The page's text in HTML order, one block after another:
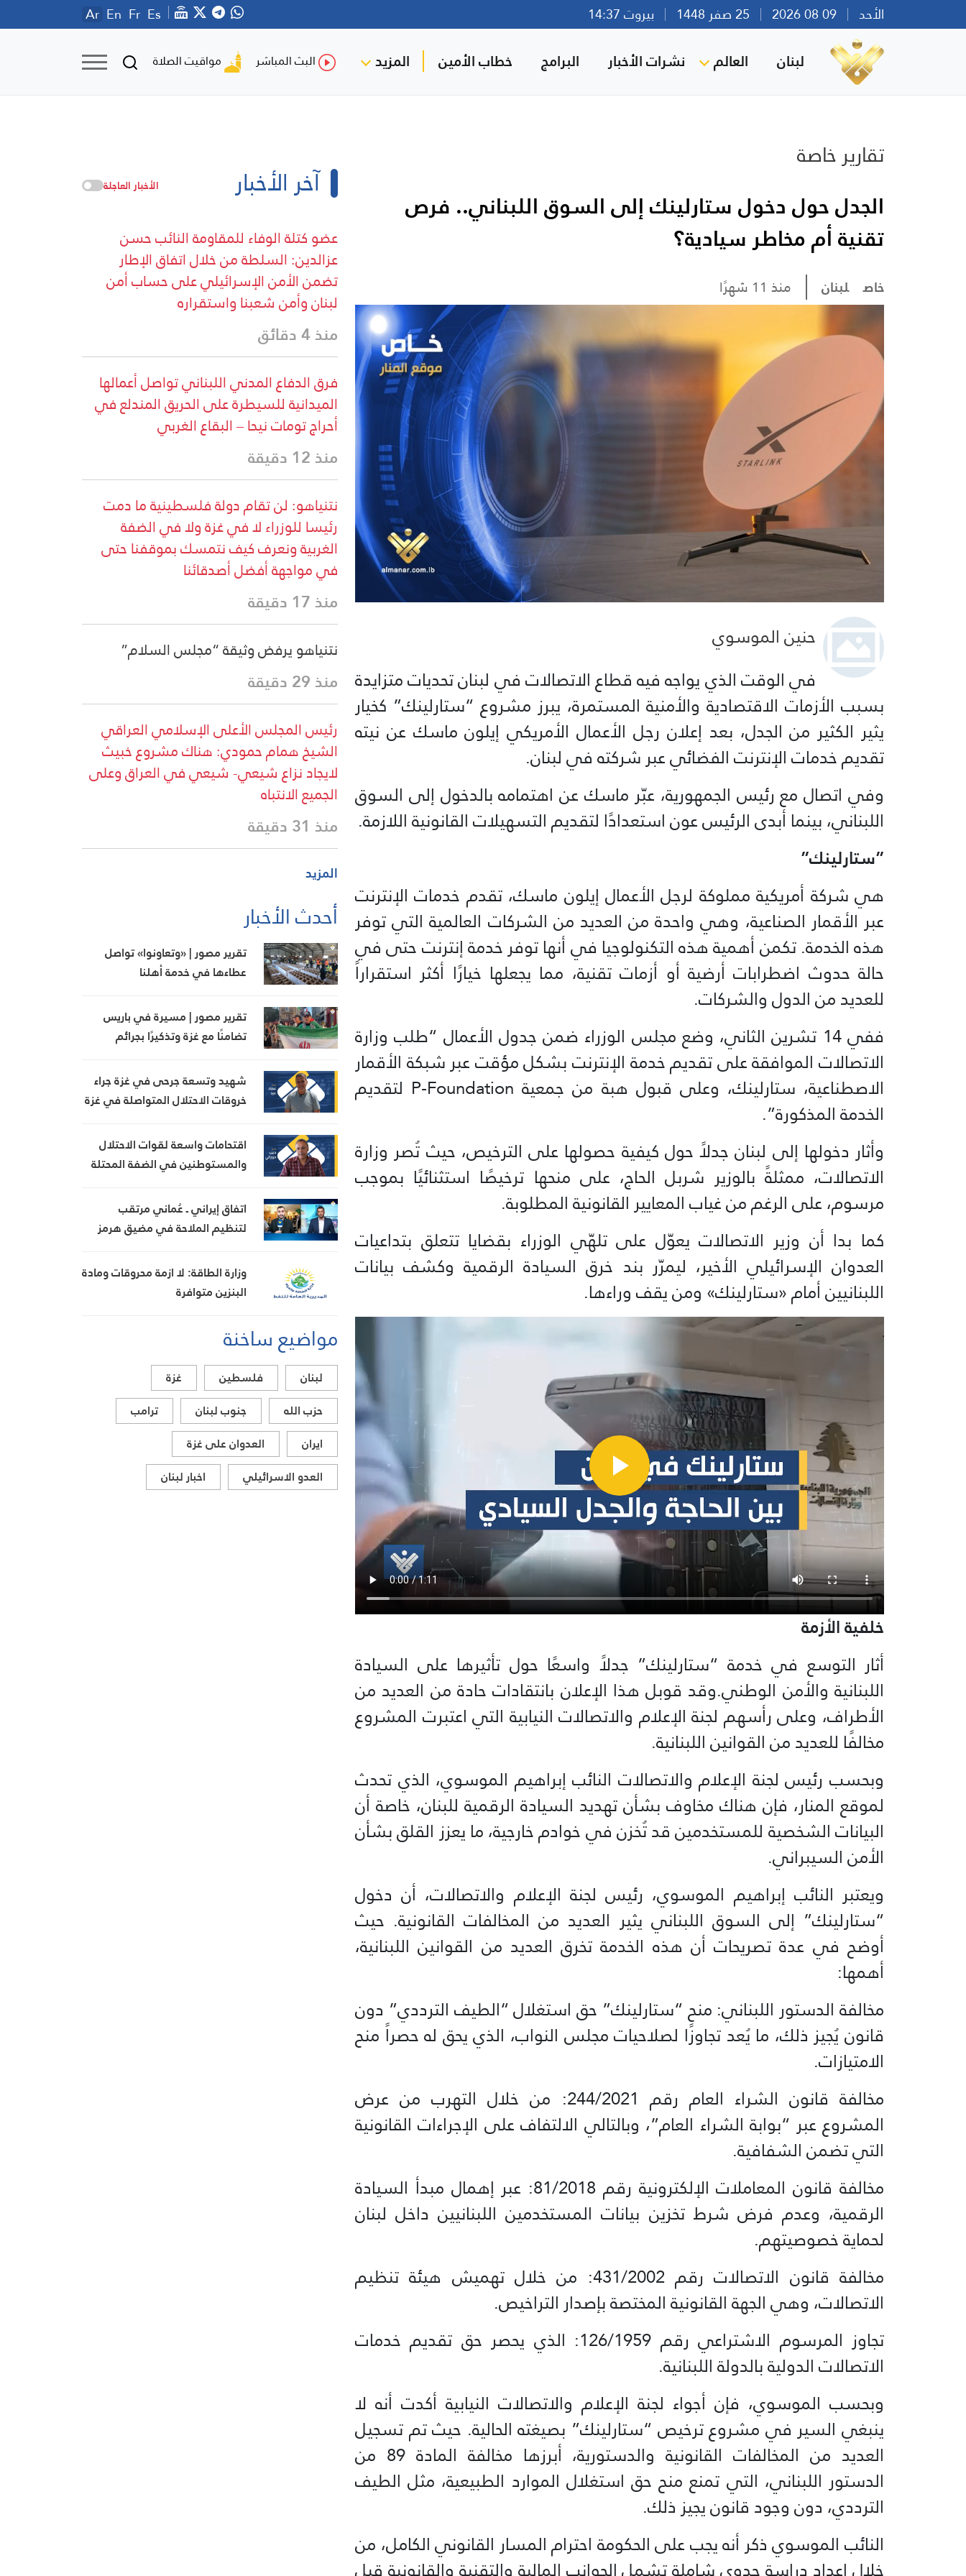
الأحد بيروت 14:37 Ar En Fr Es
لبنان العالم نشرات الأخبار البرامج خطاب الأمين المزيد البث المباشر مواقيت الصلاة
تقارير خاصة
الجدل حول دخول ستارلينك إلى السوق اللبناني.. فرص
تقنية أم مخاطر سيادية؟
خاص لبنان منذ 11 شهرًا
حنين الموسوي
في الوقت الذي يواجه فيه قطاع الاتصالات في لبنان تحديات متزايدة
بسبب الأزمات الاقتصادية والأمنية المستمرة، يبرز مشروع “ستارلينك” كخيار
يثير الكثير من الجدل، بعد إعلان رجل الأعمال الأمريكي إيلون ماسك عن نيته
تقديم خدمات الإنترنت الفضائي عبر شركته في لبنان.
‏‎وفي اتصال مع رئيس الجمهورية، عبّر ماسك عن اهتمامه بالدخول إلى السوق
اللبناني، بينما أبدى الرئيس عون استعدادًا لتقديم التسهيلات القانونية اللازمة.
‏‎هي شركة أمريكية مملوكة لرجل الأعمال إيلون ماسك، تقدم خدمات الإنترنت
عبر الأقمار الصناعية، وهي واحدة من العديد من الشركات العالمية التي توفر
هذه الخدمة. تكمن أهمية هذه التكنولوجيا في أنها توفر خدمة إنترنت حتى في
حالة حدوث اضطرابات أرضية أو أزمات تقنية، مما يجعلها خيارًا أكثر استقراراً
للعديد من الدول والشركات.
‏‎ففي 14 تشرين الثاني، وضع مجلس الوزراء ضمن جدول الأعمال “طلب وزارة
الاتصالات الموافقة على تقديم خدمة الإنترنت بشكل مؤقت عبر شبكة الأقمار
الاصطناعية، ستارلينك، وعلى قبول هبة من جمعية P-Foundation لتقديم
الخدمة المذكورة”.
‏‎وأثار دخولها إلى لبنان جدلاً حول كيفية حصولها على الترخيص، حيث تُصر وزارة
الاتصالات، ممثلةً بالوزير شربل الحاج، على منحها ترخيصًا استثنائيًا بموجب
مرسوم، على الرغم من غياب المعايير القانونية المطلوبة.
‏‎كما بدا أن وزير الاتصالات يعوّل على تلهّي الوزراء بقضايا تتعلق بتداعيات
العدوان الإسرائيلي الأخير، ليمرّر بند خرق السيادة الرقمية وكشف بيانات
اللبنانيين أمام «ستارلينك» ومن يقف وراءها.
خلفية الأزمة
‏‎أثار التوسع في خدمة “ستارلينك” جدلاً واسعًا حول تأثيرها على السيادة
اللبنانية والأمن الوطني.‏‎وقد قوبل هذا الإعلان بانتقادات حادة من العديد من
الأطراف، وعلى رأسهم لجنة الإعلام والاتصالات النيابية التي اعتبرت المشروع
مخالفًا للعديد من القوانين اللبنانية.
وبحسب رئيس لجنة الإعلام والاتصالات النائب إبراهيم الموسوي، الذي تحدث
لموقع المنار، فإن هناك مخاوف بشأن تهديد السيادة الرقمية للبنان، خاصة أن
البيانات الشخصية للمستخدمين قد تُخزن في خوادم خارجية، ما يعزز القلق بشأن
الأمن السيبراني.
‏‎ويعتبر النائب إبراهيم الموسوي، رئيس لجنة الإعلام والاتصالات، أن دخول
“ستارلينك” إلى السوق اللبناني يثير العديد من المخالفات القانونية. حيث
أوضح في عدة تصريحات أن هذه الخدمة تخرق العديد من القوانين اللبنانية،
أهمها:
مخالفة الدستور اللبناني: منح “ستارلينك” حق استغلال “الطيف الترددي” دون
قانون يُجيز ذلك، ما يُعد تجاوزًا لصلاحيات مجلس النواب، الذي يحق له حصراً منح
الامتيازات.
مخالفة قانون الشراء العام رقم 244/2021: من خلال التهرب من عرض
المشروع عبر “بوابة الشراء العام”، وبالتالي الالتفاف على الإجراءات القانونية
التي تضمن الشفافية.
مخالفة قانون المعاملات الإلكترونية رقم 81/2018: عبر إهمال مبدأ السيادة
الرقمية، وعدم فرض شرط تخزين بيانات المستخدمين اللبنانيين داخل لبنان
لحماية خصوصيتهم.
مخالفة قانون الاتصالات رقم 431/2002: من خلال تهميش هيئة تنظيم
الاتصالات، وهي الجهة القانونية المختصة بإصدار التراخيص.
تجاوز المرسوم الاشتراعي رقم 126/1959: الذي يحصر حق تقديم خدمات
الاتصالات الدولية بالدولة اللبنانية.
‏‎وبحسب الموسوي، فإن أجواء لجنة الإعلام والاتصالات النيابية أكدت أنه لا
ينبغي السير في مشروع ترخيص “ستارلينك” بصيغته الحالية. حيث تم تسجيل
العديد من المخالفات القانونية والدستورية، أبرزها مخالفة المادة 89 من
الدستور اللبناني، التي تمنع منح حق استغلال الموارد الطبيعية، مثل الطيف
الترددي، دون وجود قانون يجيز ذلك.
‏‎النائب الموسوي ذكر أنه يجب على الحكومة احترام المسار القانوني الكامل، من
آخر الأخبار الأخبار العاجلة
عضو كتلة الوفاء للمقاومة النائب حسن
عزالدين: السلطة من خلال اتفاق الإطار
تضمن الأمن الإسرائيلي على حساب أمن
لبنان وأمن شعبنا واستقراره
منذ 4 دقائق
فرق الدفاع المدني اللبناني تواصل أعمالها
الميدانية للسيطرة على الحريق المندلع في
أحراج تومات نيحا – البقاع الغربي
منذ 12 دقيقة
نتنياهو: لن تقام دولة فلسطينية ما دمت
رئيسا للوزراء لا في غزة ولا في الضفة
الغربية ونعرف كيف نتمسك بموقفنا حتى
في مواجهة أفضل أصدقائنا
منذ 17 دقيقة
نتنياهو يرفض وثيقة “مجلس السلام”
منذ 29 دقيقة
رئيس المجلس الأعلى الإسلامي العراقي
الشيخ همام حمودي: هناك مشروع خبيث
لايجاد نزاع شيعي- شيعي في العراق وعلى
الجميع الانتباه
منذ 31 دقيقة
المزيد
أحدث الأخبار
تقرير مصور | «وتعاونوا» تواصل
عطاءها في خدمة أهلنا
تقرير مصور | مسيرة في باريس
تضامنًا مع غزة وتذكيرًا بجرائم
شهيد وتسعة جرحى في غزة جراء
خروقات الاحتلال المتواصلة في غزة
اقتحامات واسعة لقوات الاحتلال
والمستوطنين في الضفة المحتلة
اتفاق إيراني ـ عُماني مرتقب
لتنظيم الملاحة في مضيق هرمز
وزارة الطاقة: لا ازمة محروقات ومادة
البنزين متوافرة
مواضيع ساخنة
لبنان فلسطين
غزة
حزب الله
جنوب لبنان
ترامب
ايران
العدوان على غزة
العدو الاسرائيلي
اخبار لبنان